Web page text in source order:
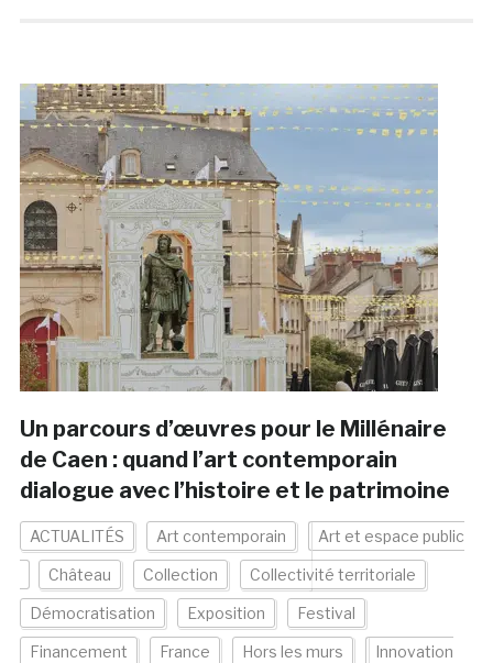
Un parcours d’œuvres pour le Millénaire
de Caen : quand l’art contemporain
dialogue avec l’histoire et le patrimoine
ACTUALITÉS Art contemporain Art et espace public
Château Collection Collectivité territoriale
Démocratisation Exposition Festival
Financement France Hors les murs Innovation